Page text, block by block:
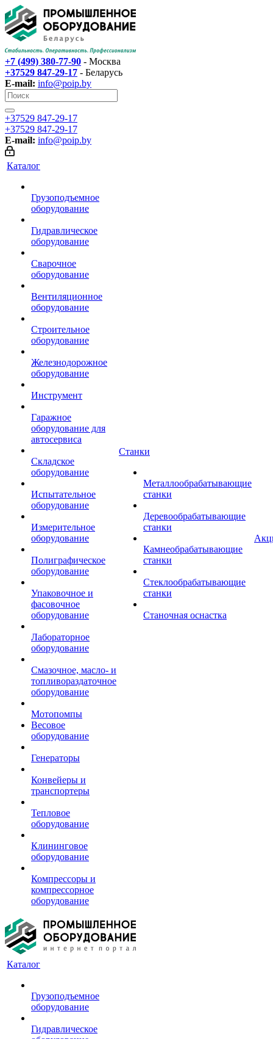
+7 (499) 380-77-90 - Москва
+37529 847-29-17‬ - Беларусь
E-mail: info@poip.by
+37529 847-29-17‬
+37529 847-29-17‬
E-mail: info@poip.by
Каталог
Грузоподъемное
оборудование
Гидравлическое
оборудование
Сварочное
оборудование
Вентиляционное
оборудование
Строительное
оборудование
Железнодорожное
оборудование
Инструмент
Гаражное
оборудование для
автосервиса
Складское
оборудование
Испытательное
оборудование
Измерительное
оборудование
Полиграфическое
оборудование
Упаковочное и
фасовочное
оборудование
Лабораторное
оборудование
Смазочное, масло- и
топливораздаточное
оборудование
Мотопомпы
Весовое
оборудование
Генераторы
Конвейеры и
транспортеры
Тепловое
оборудование
Клининговое
оборудование
Компрессоры и
компрессорное
оборудование
Станки
Металлообрабатывающие
станки
Деревообрабатывающие
станки
Камнеобрабатывающие
станки
Стеклообрабатывающие
станки
Станочная оснастка
Каталог
Грузоподъемное
оборудование
Гидравлическое